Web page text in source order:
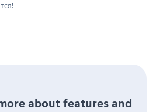
about features and